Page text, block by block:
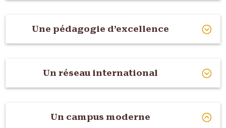
Une pédagogie d’excellence
Un réseau international
Un campus moderne